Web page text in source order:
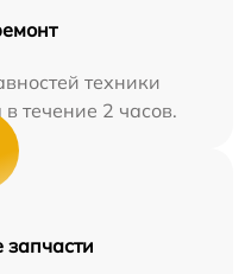
техники
течение 2 часов.